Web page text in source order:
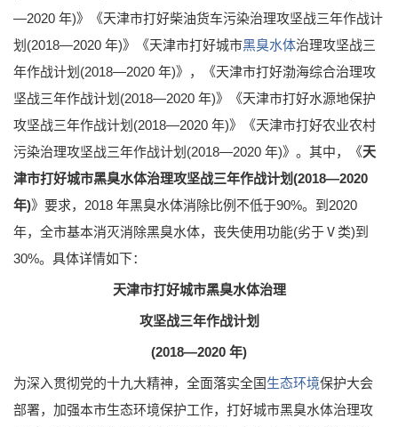
—2020 年)》《天津市打好柴油货车污染治理攻坚战三年作战计
划(2018—2020 年)》《天津市打好城市黑臭水体治理攻坚战三
年作战计划(2018—2020 年)》，《天津市打好渤海综合治理攻
坚战三年作战计划(2018—2020 年)》《天津市打好水源地保护
攻坚战三年作战计划(2018—2020 年)》《天津市打好农业农村
污染治理攻坚战三年作战计划(2018—2020 年)》。其中，《天
津市打好城市黑臭水体治理攻坚战三年作战计划(2018—2020
年)》要求，2018 年黑臭水体消除比例不低于90%。到2020
年，全市基本消灭消除黑臭水体，丧失使用功能(劣于Ⅴ类)到
30%。具体详情如下：
天津市打好城市黑臭水体治理
攻坚战三年作战计划
(2018—2020 年)
为深入贯彻党的十九大精神，全面落实全国生态环境保护大会
部署，加强本市生态环境保护工作，打好城市黑臭水体治理攻